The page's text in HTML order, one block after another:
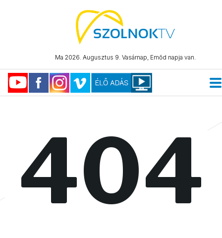
Ma 2026. Augusztus 9. Vasárnap, Emőd napja van.
404